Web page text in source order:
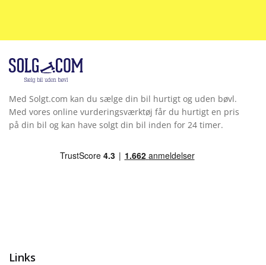
Med Solgt.com kan du sælge din bil hurtigt og uden bøvl.
Med vores online vurderingsværktøj får du hurtigt en pris
på din bil og kan have solgt din bil inden for 24 timer.
Links